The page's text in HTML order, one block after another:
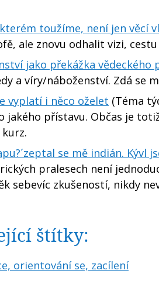
toužíme, není jen věcí
ale znovu odhalit vizi,
jako překážka vědeckého
a víry/náboženství. Zdá se
vyplatí i něco oželet (Téma
jakého přístavu. Občas je
se mě indián. Kývl
pralesech není
sebevíc zkušeností, nikdy
štítky:
orientování se, zacílení